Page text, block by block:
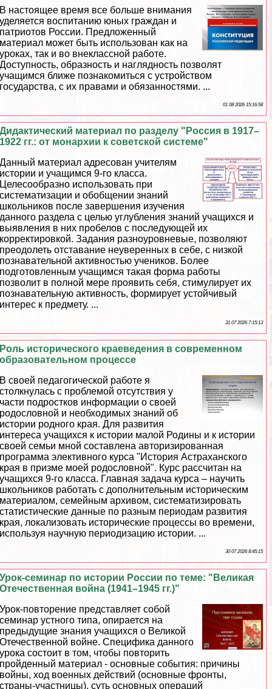
В настоящее время все больше внимания
уделяется воспитанию юных граждан и
патриотов России. Предложенный
материал может быть использован как на
уроках, так и во внеклассной работе.
Доступность, образность и наглядность позволят
учащимся ближе познакомиться с устройством
государства, с их правами и обязанностями. ...
01 08 2026 15:16:58
Дидактический материал по разделу "Россия в 1917–
1922 гг.: от монархии к советской системе"
Данный материал адресован учителям
истории и учащимся 9-го класса.
Целесообразно использовать при
систематизации и обобщении знаний
школьников после завершения изучения
данного раздела с целью углубления знаний учащихся и
выявления в них пробелов с последующей их
корректировкой. Задания разноуровневые, позволяют
преодолеть отставание неуверенных в себе, с низкой
познавательной активностью учеников. Более
подготовленным учащимся такая форма работы
позволит в полной мере проявить себя, стимулирует их
познавательную активность, формирует устойчивый
интерес к предмету. ...
31 07 2026 7:15:13
Роль исторического краеведения в современном
образовательном процессе
В своей педагогической работе я
столкнулась с проблемой отсутствия у
части подростков информации о своей
родословной и необходимых знаний об
истории родного края. Для развития
интереса учащихся к истории малой Родины и к истории
своей семьи мной составлена авторизированная
программа элективного курса "История Астpaxaнского
края в призме моей родословной". Курс рассчитан на
учащихся 9-го класса. Главная задача курса – научить
школьников работать с дополнительным историческим
материалом, семейным архивом, систематизировать
статистические данные по разным периодам развития
края, локализовать исторические процессы во времени,
используя научную периодизацию истории. ...
30 07 2026 8:45:15
Урок-семинар по истории России по теме: "Великая
Отечественная война (1941–1945 гг.)"
Урок-повторение представляет собой
семинар устного типа, опирается на
предыдущие знания учащихся о Великой
Отечественной войне. Специфика данного
урока состоит в том, чтобы повторить
пройденный материал - основные события: причины
войны, ход военных действий (основные фронты,
страны-участницы), суть основных операций